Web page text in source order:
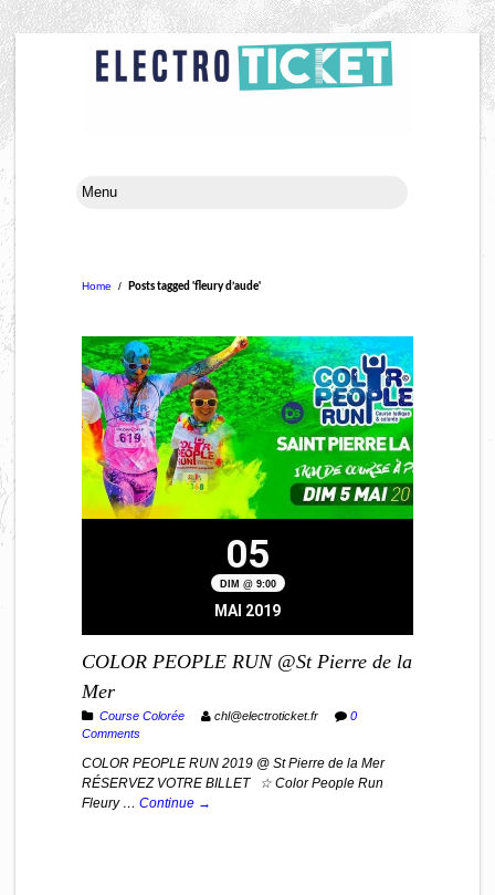
Home / Posts tagged 'fleury d’aude'
05
DIM @ 9:00
MAI 2019
COLOR PEOPLE RUN @St Pierre de la
Mer
Course Colorée chl@electroticket.fr
0
Comments
COLOR PEOPLE RUN 2019 @ St Pierre de la Mer
RÉSERVEZ VOTRE BILLET ☆ Color People Run
Fleury … Continue →